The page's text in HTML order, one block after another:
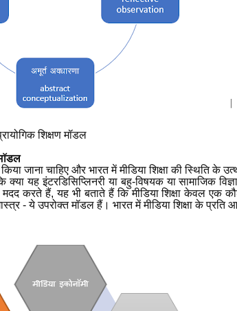
शिक्षण मॉडल
किया जाना चाहिए और भारत में मीडिया शिक्षा की स्थिति
क्या यह इंटरडिसिप्लिनरी या बहु-विषयक या सामाजिक
मदद करते हैं,यह भी बताते हैं कि मीडिया शिक्षा केवल एक
- ये उपरोक्त मॉडल हैं। भारत में मीडिया शिक्षा के